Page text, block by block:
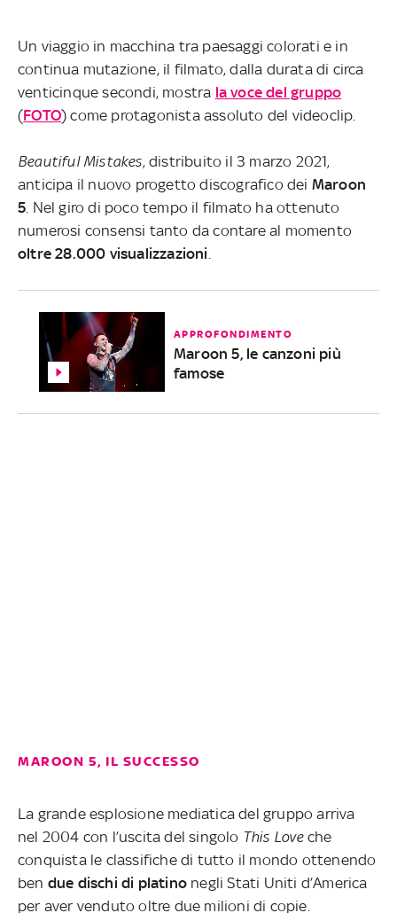
Un viaggio in macchina tra paesaggi colorati e in
continua mutazione, il filmato, dalla durata di circa
venticinque secondi, mostra la voce del gruppo
(FOTO) come protagonista assoluto del videoclip.
Beautiful Mistakes, distribuito il 3 marzo 2021,
anticipa il nuovo progetto discografico dei Maroon
5 . Nel giro di poco tempo il filmato ha ottenuto
numerosi consensi tanto da contare al momento
oltre 28.000 visualizzazioni
APPROFONDIMENTO
Maroon 5, le canzoni più
famose
MAROON 5, IL SUCCESSO
La grande esplosione mediatica del gruppo arriva
nel 2004 con l’uscita del singolo This Loveche
conquista le classifiche di tutto il mondo ottenendo
ben due dischi di platino negli Stati Uniti d’America
per aver venduto oltre due milioni di copie.